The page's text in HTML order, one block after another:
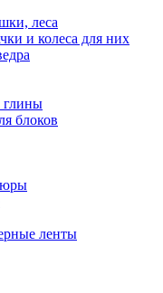
леса
и колеса для них
глины
блоков
ленты